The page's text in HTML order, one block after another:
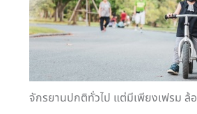
จักรยานปกติทั่วไป แต่มีเพียงเฟรม ล้อ